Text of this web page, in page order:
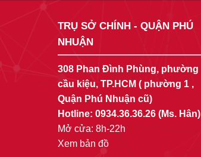
TRỤ SỞ CHÍNH - QUẬN PHÚ
NHUẬN
308 Phan Đình Phùng, phường
cầu kiệu, TP.HCM ( phường 1 ,
Quận Phú Nhuận cũ)
Hotline: 0934.36.36.26 (Ms. Hân)
Mở cửa: 8h-22h
Xem bản đồ